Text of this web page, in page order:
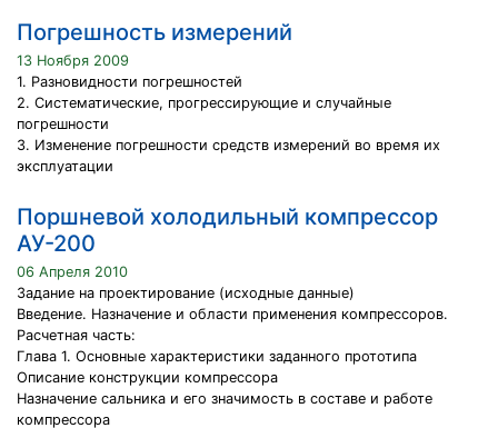
Погрешность измерений
13 Ноября 2009
1. Разновидности погрешностей
2. Систематические, прогрессирующие и случайные
погрешности
3. Изменение погрешности средств измерений во время их
эксплуатации
Поршневой холодильный компрессор
АУ-200
06 Апреля 2010
Задание на проектирование (исходные данные)
Введение. Назначение и области применения компрессоров.
Расчетная часть:
Глава 1. Основные характеристики заданного прототипа
Описание конструкции компрессора
Назначение сальника и его значимость в составе и работе
компрессора